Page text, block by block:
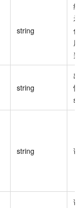
string
结
示
值
判
string
出
情
string 请
请